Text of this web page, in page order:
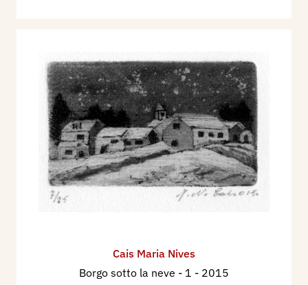
Cais Maria Nives
Borgo sotto la neve - 1 - 2015